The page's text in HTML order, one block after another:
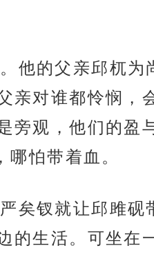
他的父亲邱杌
亲对谁都怜悯，
旁观，他们的盈
怕带着血。
矣钗就让邱雎
的生活。可坐在